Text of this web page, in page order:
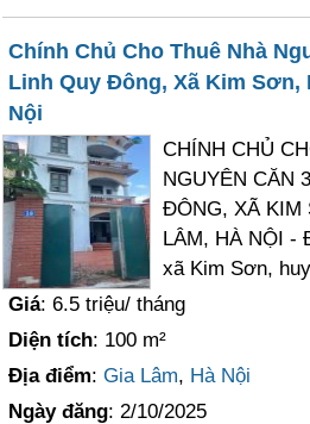
Chính Chủ Cho Thuê Nhà
Linh Quy Đông, Xã Kim Sơn,
Nội
CHÍNH CHỦ
NGUYÊN CĂN
ĐÔNG, XÃ KIM
LÂM, HÀ NỘI -
xã Kim Sơn,
Giá: 6.5 triệu/ tháng
Diện tích: 100 m²
Địa điểm:Gia Lâm, Hà Nội
Ngày đăng: 2/10/2025